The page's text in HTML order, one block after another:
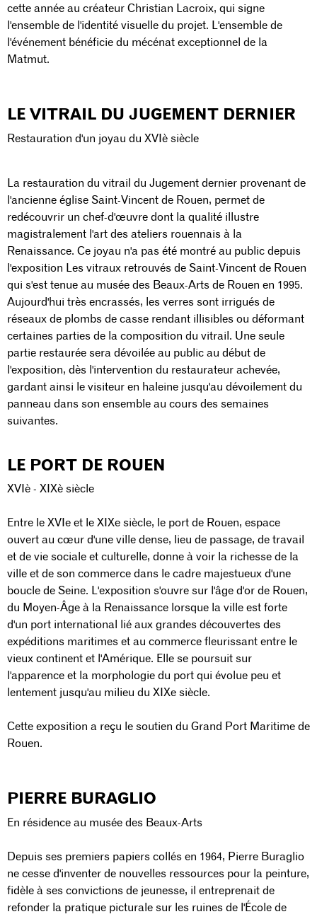
cette année au créateur Christian Lacroix, qui signe
l'ensemble de l'identité visuelle du projet. L'ensemble de
l'événement bénéficie du mécénat exceptionnel de la
Matmut.
LE VITRAIL DU JUGEMENT DERNIER
Restauration d'un joyau du XVIè siècle
La restauration du vitrail du Jugement dernier provenant de
l'ancienne église Saint-Vincent de Rouen, permet de
redécouvrir un chef-d'œuvre dont la qualité illustre
magistralement l'art des ateliers rouennais à la
Renaissance. Ce joyau n'a pas été montré au public depuis
l'exposition Les vitraux retrouvés de Saint-Vincent de Rouen
qui s'est tenue au musée des Beaux-Arts de Rouen en 1995.
Aujourd'hui très encrassés, les verres sont irrigués de
réseaux de plombs de casse rendant illisibles ou déformant
certaines parties de la composition du vitrail. Une seule
partie restaurée sera dévoilée au public au début de
l'exposition, dès l'intervention du restaurateur achevée,
gardant ainsi le visiteur en haleine jusqu'au dévoilement du
panneau dans son ensemble au cours des semaines
suivantes.
LE PORT DE ROUEN
XVIè - XIXè siècle
Entre le XVIe et le XIXe siècle, le port de Rouen, espace
ouvert au cœur d'une ville dense, lieu de passage, de travail
et de vie sociale et culturelle, donne à voir la richesse de la
ville et de son commerce dans le cadre majestueux d'une
boucle de Seine. L'exposition s'ouvre sur l'âge d'or de Rouen,
du Moyen-Âge à la Renaissance lorsque la ville est forte
d'un port international lié aux grandes découvertes des
expéditions maritimes et au commerce fleurissant entre le
vieux continent et l'Amérique. Elle se poursuit sur
l'apparence et la morphologie du port qui évolue peu et
lentement jusqu'au milieu du XIXe siècle.
Cette exposition a reçu le soutien du Grand Port Maritime de
Rouen.
PIERRE BURAGLIO
En résidence au musée des Beaux-Arts
Depuis ses premiers papiers collés en 1964, Pierre Buraglio
ne cesse d'inventer de nouvelles ressources pour la peinture,
fidèle à ses convictions de jeunesse, il entreprenait de
refonder la pratique picturale sur les ruines de l'École de